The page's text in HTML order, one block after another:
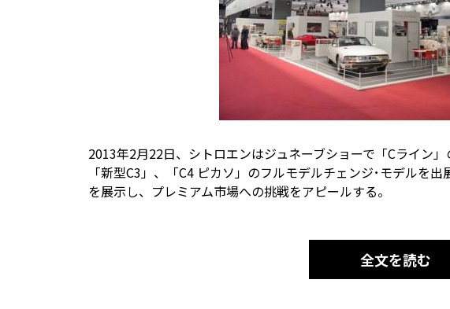
2013年2月22日、シトロエンはジュネーブショーで「Cライン
「新型C3」、「C4 ピカソ」のフルモデルチェンジ･モデルを
を展示し、プレミアム市場への挑戦をアピールする。
全文を読む